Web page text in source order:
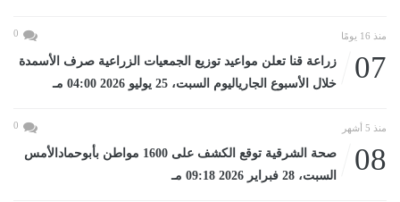
منذ 16 يومًا 0
07
زراعة قنا تعلن مواعيد توزيع الجمعيات الزراعية صرف الأسمدة
خلال الأسبوع الجارياليوم السبت، 25 يوليو 2026 04:00 مـ
منذ 5 أشهر 0
08
صحة الشرقية توقع الكشف على 1600 مواطن بأبوحمادالأمس
السبت، 28 فبراير 2026 09:18 مـ